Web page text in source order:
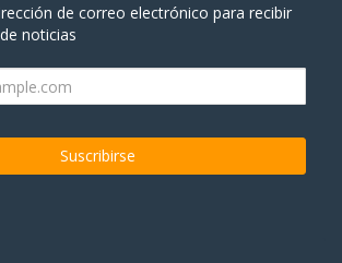
de correo electrónico para recibir
noticias